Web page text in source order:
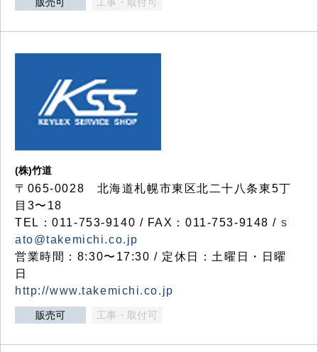
(株)竹道
〒065-0028 北海道札幌市東区北二十八条東5丁
目3〜18
TEL：011-753-9140 / FAX：011-753-9148 / s
ato@takemichi.co.jp
営業時間：8:30〜17:30 / 定休日：土曜日・日曜
日
http://www.takemichi.co.jp
販売可 工事・取付可